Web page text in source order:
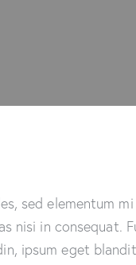
sed elementum mi
nisi in consequat.
ipsum eget blandit